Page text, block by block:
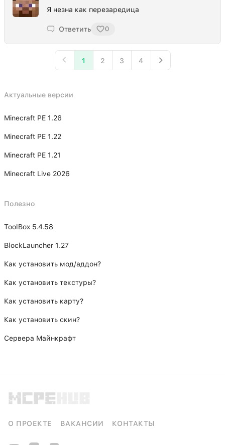
Я незна как перезаредица
Ответить 0
1 2 3 4
Актуальные версии
Minecraft PE 1.26
Minecraft PE 1.22
Minecraft PE 1.21
Minecraft Live 2026
Полезно
ToolBox 5.4.58
BlockLauncher 1.27
Как установить мод/аддон?
Как установить текстуры?
Как установить карту?
Как установить скин?
Сервера Майнкрафт
О ПРОЕКТЕ ВАКАНСИИ КОНТАКТЫ